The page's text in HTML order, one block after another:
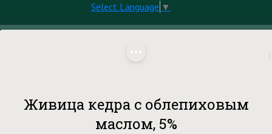
Select Language ▼
Живица кедра с облепиховым
маслом, 5%